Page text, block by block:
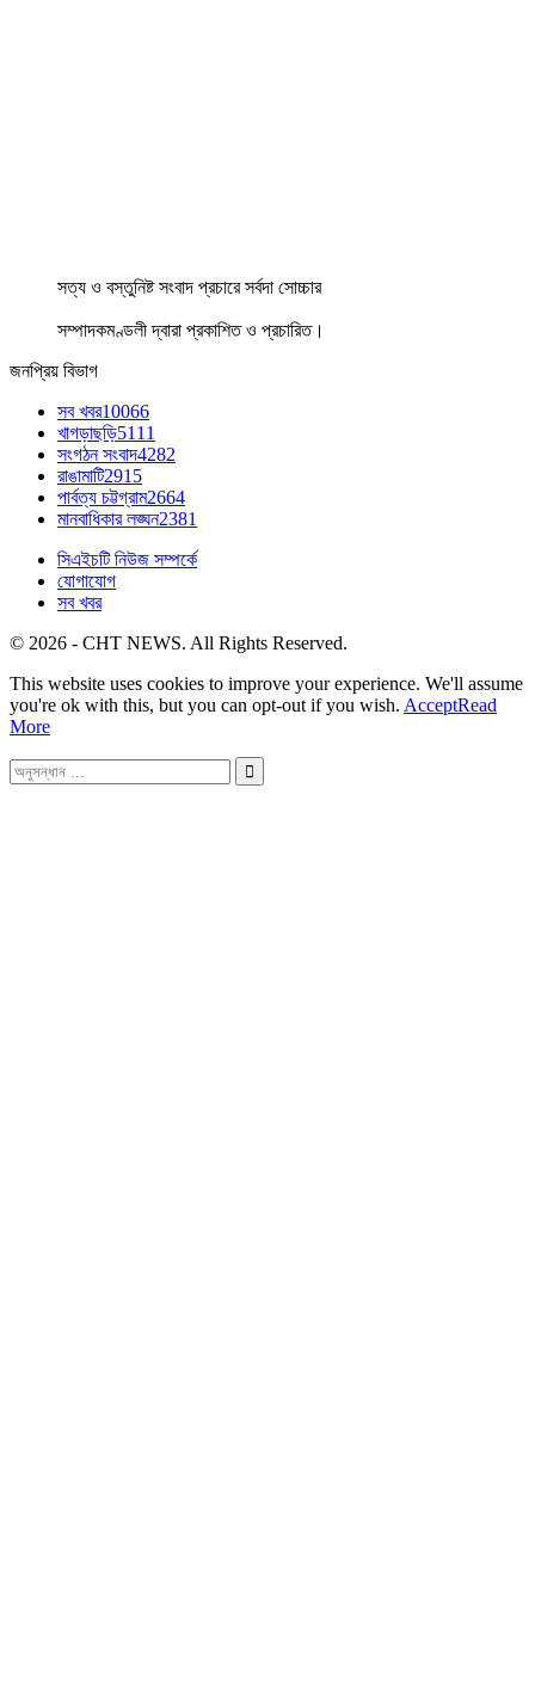
সত্য ও বস্তুনিষ্ট সংবাদ প্রচারে সর্বদা সোচ্চার
সম্পাদকমণ্ডলী দ্বারা প্রকাশিত ও প্রচারিত।
জনপ্রিয় বিভাগ
সব খবর10066
খাগড়াছড়ি5111
সংগঠন সংবাদ4282
রাঙামাটি2915
পার্বত্য চট্টগ্রাম2664
মানবাধিকার লঙ্ঘন2381
সিএইচটি নিউজ সম্পর্কে
যোগাযোগ
সব খবর
© 2026 - CHT NEWS. All Rights Reserved.
This website uses cookies to improve your experience. We'll assume
you're ok with this, but you can opt-out if you wish. AcceptRead
More